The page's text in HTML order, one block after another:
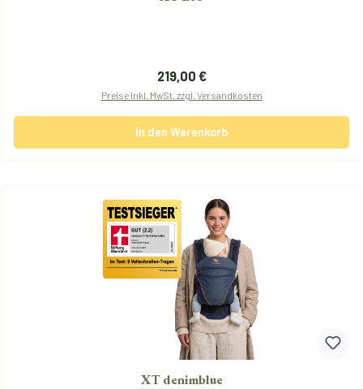
Regulärer Preis:
219,00 €
Preise inkl. MwSt. zzgl. Versandkosten
In den Warenkorb
XT denimblue